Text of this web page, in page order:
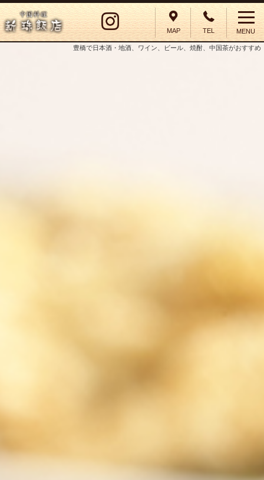
MAP TEL MENU
豊橋で日本酒・地酒、ワイン、ビール、焼酎、中国茶がおすすめ